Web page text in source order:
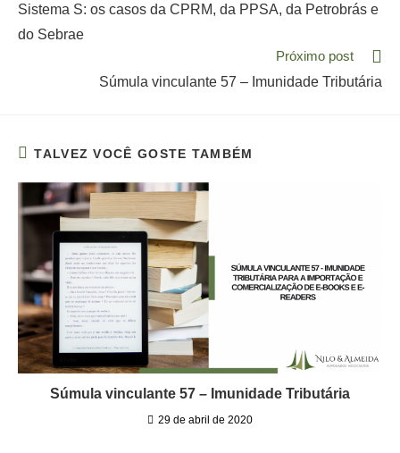
Sistema S: os casos da CPRM, da PPSA, da Petrobrás e
do Sebrae
Próximo post
Súmula vinculante 57 – Imunidade Tributária
TALVEZ VOCÊ GOSTE TAMBÉM
Súmula vinculante 57 – Imunidade Tributária
29 de abril de 2020